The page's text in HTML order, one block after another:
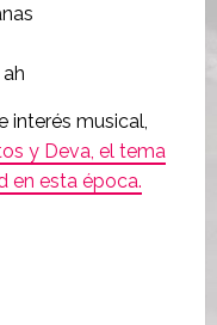
interés musical,
y Deva, el tema
en esta época.